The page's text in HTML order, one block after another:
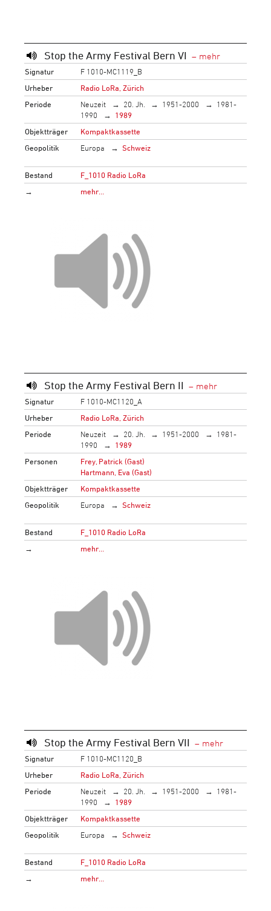
Stop the Army Festival Bern VI
Signatur
F 1010-MC1119_B
Urheber
Radio LoRa, Zürich
Periode
Neuzeit 20. Jh. 1951-2000
1981-
1990
1989
Objektträger
Kompaktkassette
Geopolitik
Europa Schweiz
Bestand
F_1010 Radio LoRa
→
mehr…
Stop the Army Festival Bern II
Signatur
F 1010-MC1120_A
Urheber
Radio LoRa, Zürich
Periode
Neuzeit 20. Jh. 1951-2000
1981-
1990
1989
Personen
Frey, Patrick (Gast)
Hartmann, Eva (Gast)
Objektträger
Kompaktkassette
Geopolitik
Europa Schweiz
Bestand
F_1010 Radio LoRa
→
mehr…
Stop the Army Festival Bern VII
Signatur
F 1010-MC1120_B
Urheber
Radio LoRa, Zürich
Periode
Neuzeit 20. Jh. 1951-2000
1981-
1990
1989
Objektträger
Kompaktkassette
Geopolitik
Europa Schweiz
Bestand
F_1010 Radio LoRa
→
mehr…